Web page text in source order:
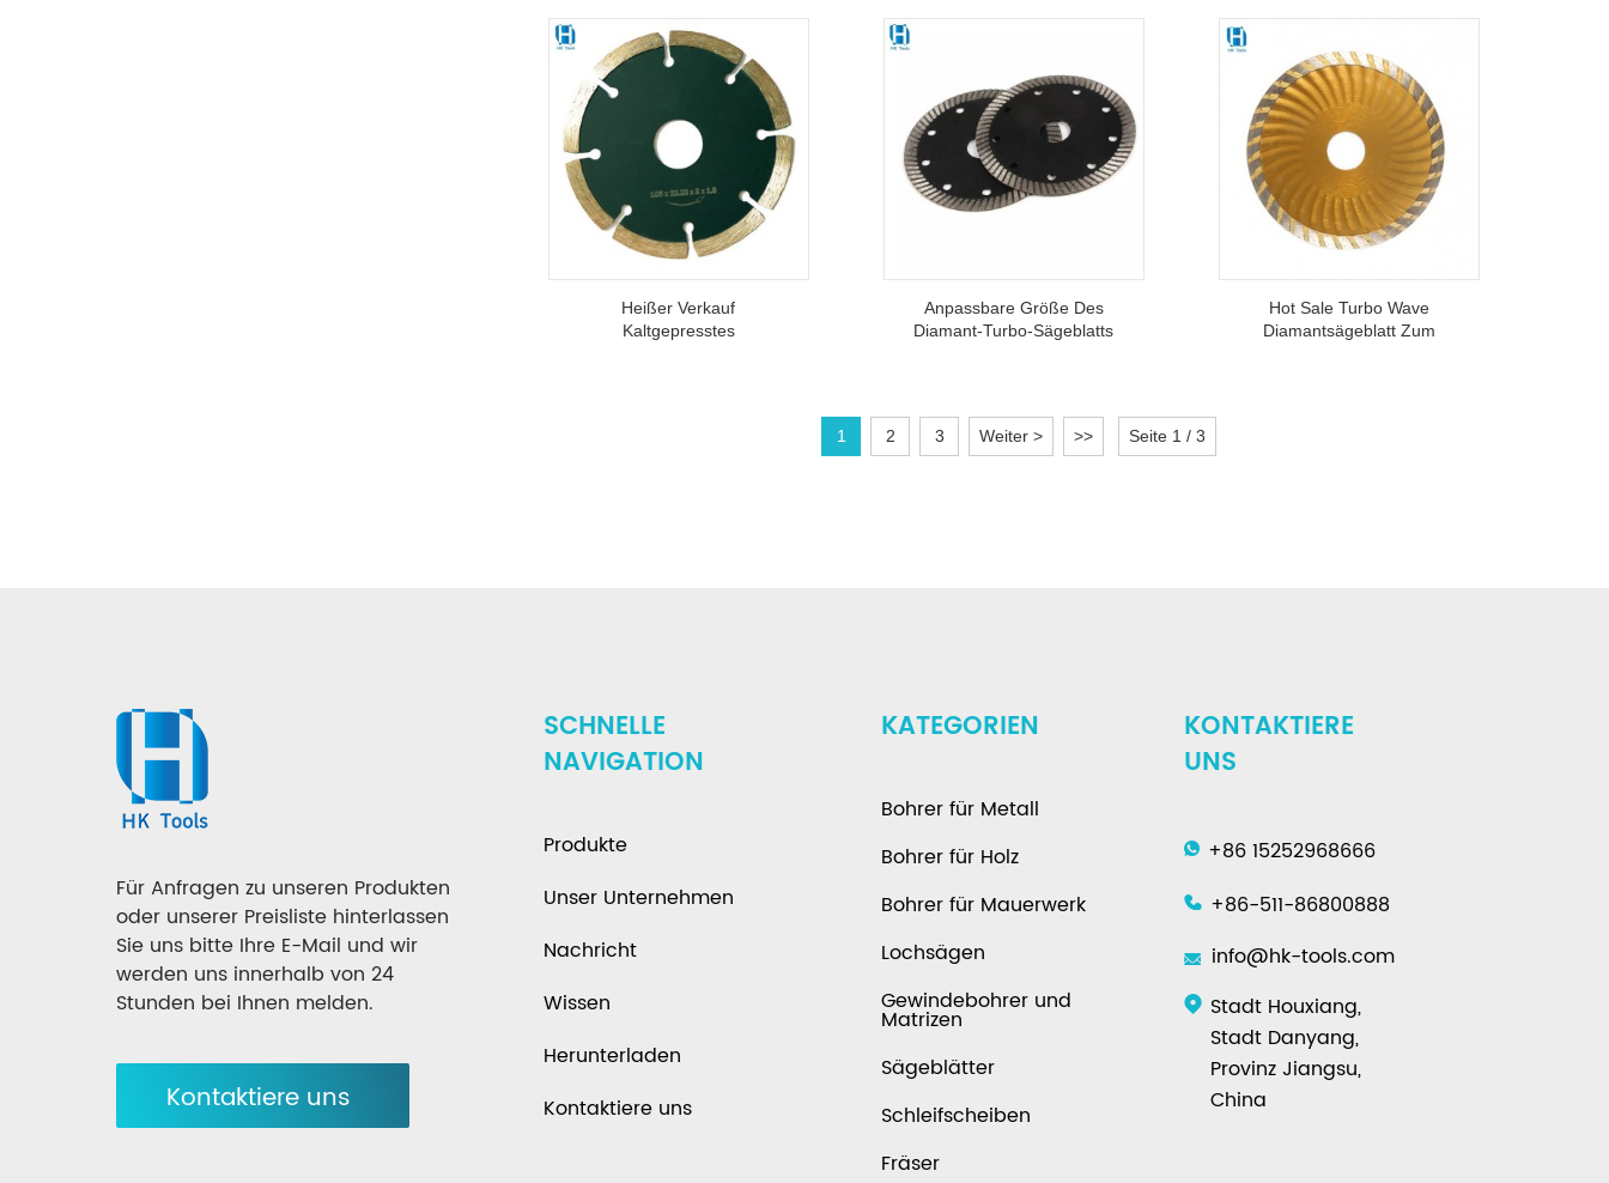
Marmorasphaltbeton
Heißer Verkauf
Kaltgepresstes
Anpassbare Größe Des
Diamant-Turbo-Sägeblatts
Hot Sale Turbo Wave
Diamantsägeblatt Zum
1
2 3 Weiter > >> Seite 1 / 3
Für Anfragen zu unseren Produkten
oder unserer Preisliste hinterlassen
Sie uns bitte Ihre E-Mail und wir
werden uns innerhalb von 24
Stunden bei Ihnen melden.
Kontaktiere uns
SCHNELLE
NAVIGATION
Produkte
Unser Unternehmen
Nachricht
Wissen
Herunterladen
Kontaktiere uns
KATEGORIEN
Bohrer für Metall
Bohrer für Holz
Bohrer für Mauerwerk
Lochsägen
Gewindebohrer und
Matrizen
Sägeblätter
Schleifscheiben
Fräser
KONTAKTIERE
UNS
+86 15252968666
+86-511-86800888
info@hk-tools.com
Stadt Houxiang,
Stadt Danyang,
Provinz Jiangsu,
China